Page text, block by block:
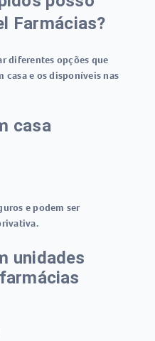
Farmácias?
diferentes opções que
casa e os disponíveis nas
casa
e podem ser
unidades